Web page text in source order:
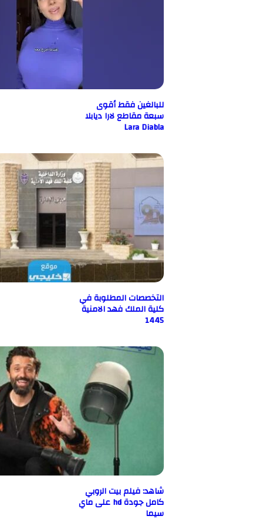
للبالغين فقط أقوى
سبعة مقاطع لارا ديابلا
Lara Diabla
التخصصات المطلوبة في
كلية الملك فهد الامنية
شاهد: فيلم بيت الروبي
كامل جودة hd على ماي